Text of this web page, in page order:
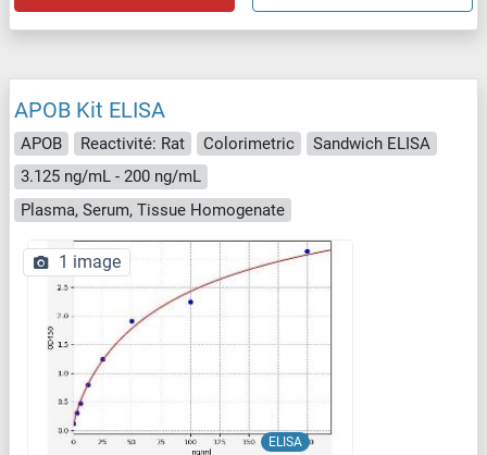
APOB Kit ELISA
APOB Reactivité: Rat Colorimetric
Sandwich ELISA
3.125 ng/mL - 200 ng/mL
Plasma, Serum, Tissue Homogenate
ELISA
1 image